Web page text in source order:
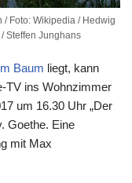
/ Foto: Wikipedia / Hedwig
Steffen Junghans
Baum liegt, kann
TV ins Wohnzimmer
um 16.30 Uhr „Der
Goethe. Eine
mit Max